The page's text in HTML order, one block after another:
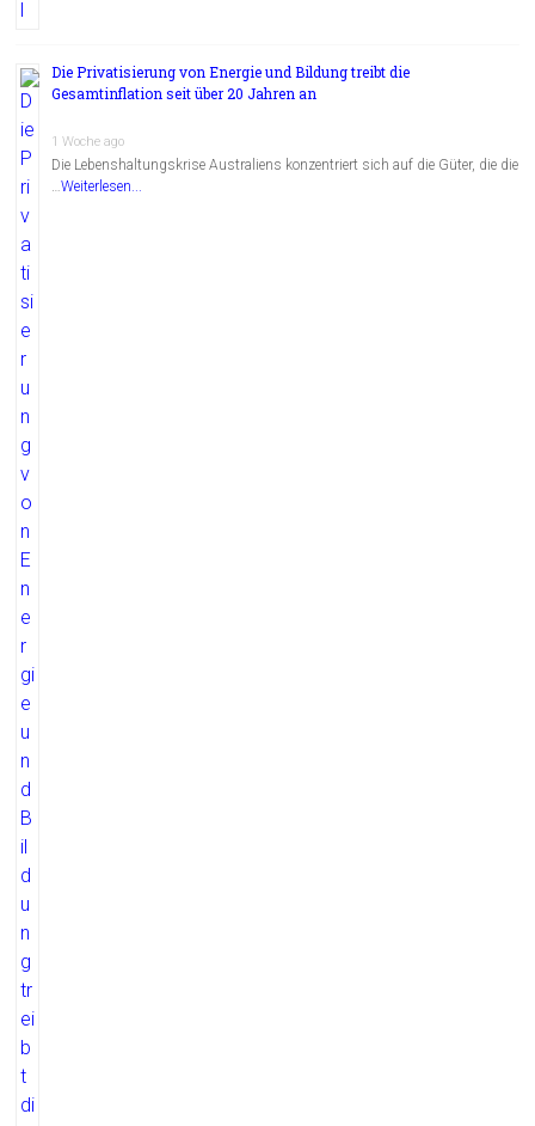
Die Privatisierung von Energie und Bildung treibt die
Gesamtinflation seit über 20 Jahren an
1 Woche ago
Die Lebenshaltungskrise Australiens konzentriert sich auf die Güter, die die
…Weiterlesen...